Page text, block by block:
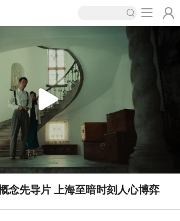
念先导片 上海至暗时刻人心博弈